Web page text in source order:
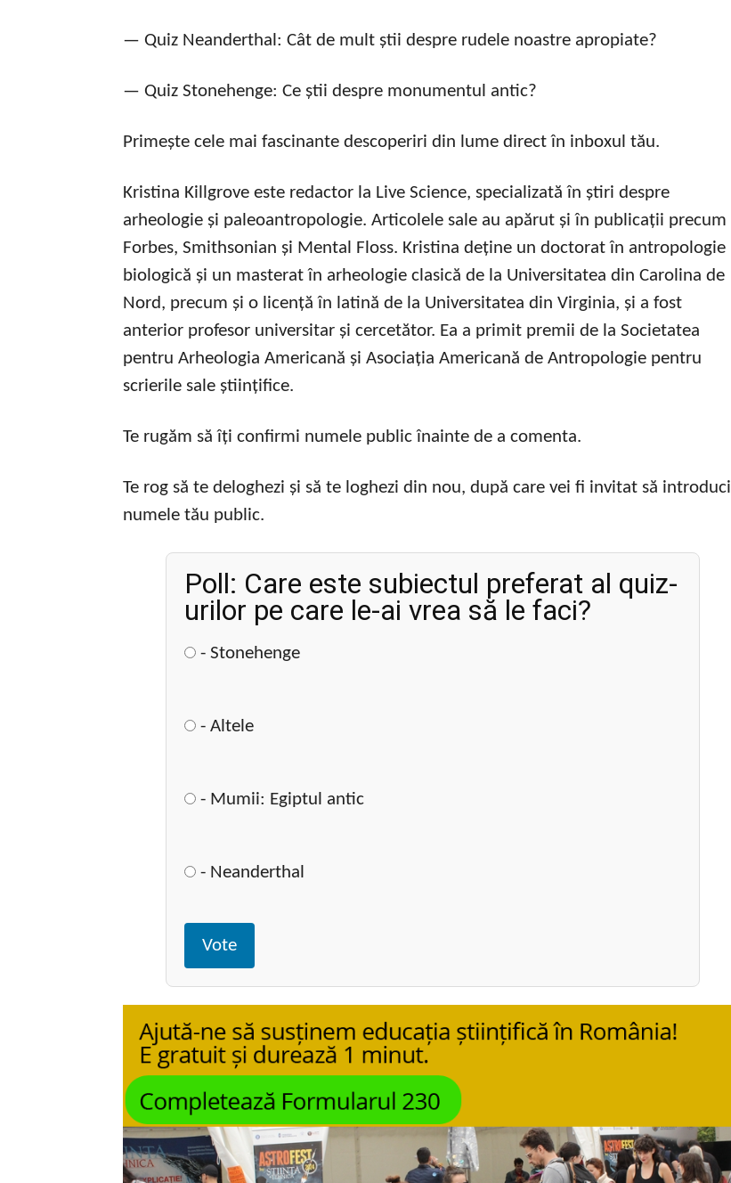
— Quiz Neanderthal: Cât de mult știi despre rudele noastre apropiate?
— Quiz Stonehenge: Ce știi despre monumentul antic?
Primește cele mai fascinante descoperiri din lume direct în inboxul tău.
Kristina Killgrove este redactor la Live Science, specializată în știri despre
arheologie și paleoantropologie. Articolele sale au apărut și în publicații precum
Forbes, Smithsonian și Mental Floss. Kristina deține un doctorat în antropologie
biologică și un masterat în arheologie clasică de la Universitatea din Carolina de
Nord, precum și o licență în latină de la Universitatea din Virginia, și a fost
anterior profesor universitar și cercetător. Ea a primit premii de la Societatea
pentru Arheologia Americană și Asociația Americană de Antropologie pentru
scrierile sale științifice.
Te rugăm să îți confirmi numele public înainte de a comenta.
Te rog să te deloghezi și să te loghezi din nou, după care vei fi invitat să introduci
numele tău public.
Poll: Care este subiectul preferat al quiz-
urilor pe care le-ai vrea să le faci?
- Stonehenge
- Altele
- Mumii: Egiptul antic
- Neanderthal
Vote